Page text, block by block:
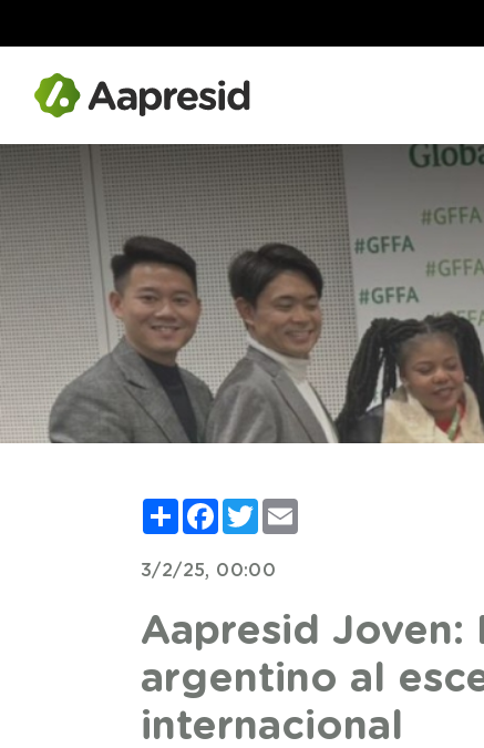
Compartir
Facebook
Twitter
3/2/25, 00:00
Aapresid Joven:
argentino al
internacional